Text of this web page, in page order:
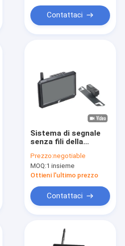
Contattaci
Sistema di segnale
senza fili della
fotografica di
retrovisore del
monitor a 5 pollici
Prezzo:negotiable
MOQ:1 insieme
Ottieni l'ultimo prezzo
Contattaci